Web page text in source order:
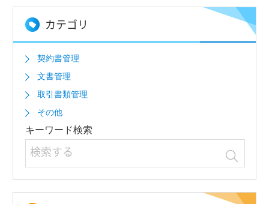
類、取引関係 ...
カテゴリ
契約書管理
文書管理
取引書類管理
その他
キーワード検索